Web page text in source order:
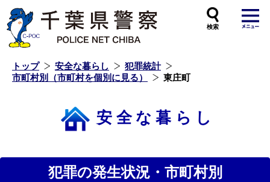
トップ 安全な暮らし
犯罪統計
市町村別（市町村を個別に見る）
東庄町
安全な暮らし
犯罪の発生状況・市町村別